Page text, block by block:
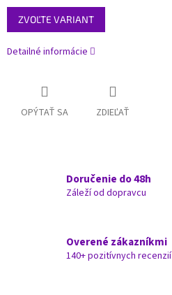
Jednotková
cena:
ZVOĽTE VARIANT
Detailné informácie
OPÝTAŤ SA ZDIEĽAŤ
Doručenie do 48h
Záleží od dopravcu
Overené zákazníkmi
140+ pozitívnych recenzií